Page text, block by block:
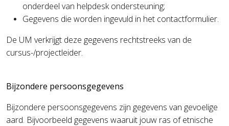
onderdeel van helpdesk ondersteuning;
Gegevens die worden ingevuld in het contactformulier.
De UM verkrijgt deze gegevens rechtstreeks van de
cursus-/projectleider.
Bijzondere persoonsgegevens
Bijzondere persoonsgegevens zijn gegevens van gevoelige
aard. Bijvoorbeeld gegevens waaruit jouw ras of etnische